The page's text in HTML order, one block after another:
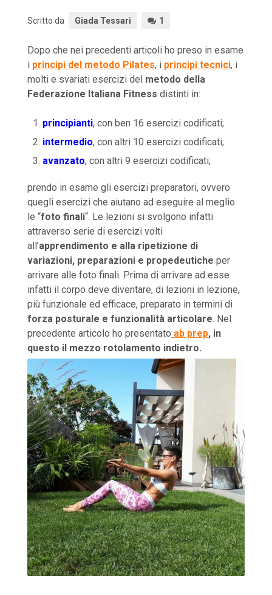
Scritto da Giada Tessari 1
Dopo che nei precedenti articoli ho preso in esame
i principi del metodo Pilates, i principi tecnici, i
molti e svariati esercizi del metodo della
Federazione Italiana Fitness distinti in:
principianti, con ben 16 esercizi codificati;
intermedio, con altri 10 esercizi codificati;
avanzato, con altri 9 esercizi codificati;
prendo in esame gli esercizi preparatori, ovvero
quegli esercizi che aiutano ad eseguire al meglio
le “foto finali“. Le lezioni si svolgono infatti
attraverso serie di esercizi volti
all’apprendimento e alla ripetizione di
variazioni, preparazioni e propedeutiche per
arrivare alle foto finali. Prima di arrivare ad esse
infatti il corpo deve diventare, di lezioni in lezione,
più funzionale ed efficace, preparato in termini di
forza posturale e funzionalità articolare. Nel
precedente articolo ho presentato ab prep, in
questo ilmezzo rotolamento indietro.